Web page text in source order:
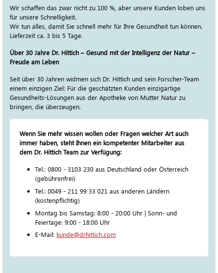
Wir schaffen das zwar nicht zu 100 %, aber unsere Kunden loben uns
für unsere Schnelligkeit.
Wir tun alles, damit Sie schnell mehr für Ihre Gesundheit tun können.
Lieferzeit ca. 3 bis 5 Tage.
Über 30 Jahre Dr. Hittich – Gesund mit der Intelligenz der Natur –
Freude am Leben
Seit über 30 Jahren widmen sich Dr. Hittich und sein Forscher-Team
einem einzigen Ziel: Für die geschätzten Kunden einzigartige
Gesundheits-Lösungen aus der Apotheke von Mutter Natur zu
bringen, die überzeugen.
Wenn Sie mehr wissen wollen oder Fragen welcher Art auch
immer haben, steht Ihnen ein kompetenter Mitarbeiter aus
dem Dr. Hittich Team zur Verfügung:
Tel.: 0800 - 3103 230 aus Deutschland oder Österreich
(gebührenfrei)
Tel.: 0049 - 211 99 33 021 aus anderen Ländern
(kostenpflichtig)
Montag bis Samstag: 8:00 - 20:00 Uhr | Sonn- und
Feiertage: 9:00 - 18:00 Uhr
E-Mail: kunde@drhittich.com